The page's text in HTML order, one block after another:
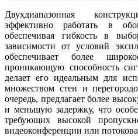
Двухдиапазонная
эффективно работать в
обеспечивая гибкость в
зависимости от условий
обеспечивает более
проникающую способность
делает его идеальным для
множеством стен и
очередь, предлагает более
и меньшую задержку, что
требующих высокой
видеоконференции или